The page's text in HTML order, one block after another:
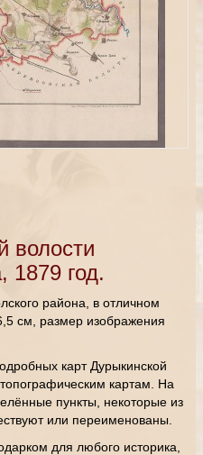
волости
1879 год.
района, в отличном
см, размер изображения
карт Дурыкинской
картам. На
пункты, некоторые из
или переименованы.
для любого историка,